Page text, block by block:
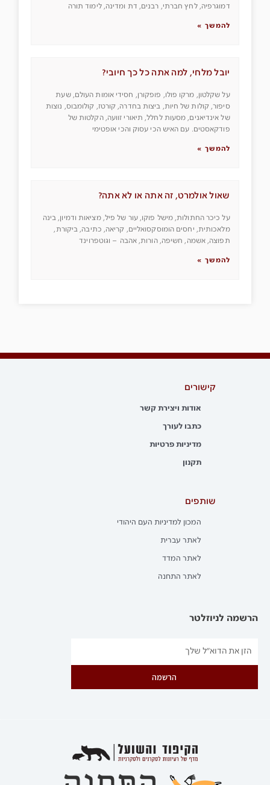
דמוגרפיה, לחץ חברתי, רבנים, דת ומדינה, לימוד תורה
להמשך »
יובל מלחי, למה אתה כל כך חיובי?
על שקלטון, מרקו פולו, פופקורן, חסידי אומות העולם, שעת
סיפור, קולות של חיות, ביצות בחדרה, קורטז, קולומבוס, נוצות
של אינדיאנים, מסעות לחלל, תיאורי זוועה, הקלטות של
פודקאסטים. עם האיש הכי עסוק והכי אופטימי
להמשך »
שאול אולמרט, זה אתה או לא אתה?
על כיכר החתולות, מישל פוקו, עור של פיל, מציאות ודמיון, בינה
מלאכותית, יחסים הומוסקסואליים, קריאה, כתיבה, ביקורת,
תפוצה, אשמה, חשיפה, הורות, אהבה – וגוטפרוינד
להמשך »
קישורים
אודות ויצירת קשר
כתבו לעורך
מדיניות פרטיות
תקנון
שותפים
המכון למדיניות העם היהודי
לאתר עברית
לאתר המדד
לאתר התחנה
הרשמה לניוזלטר
הרשמה